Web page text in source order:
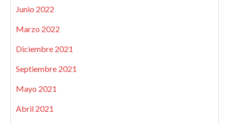
Junio 2022
Marzo 2022
Diciembre 2021
Septiembre 2021
Mayo 2021
Abril 2021